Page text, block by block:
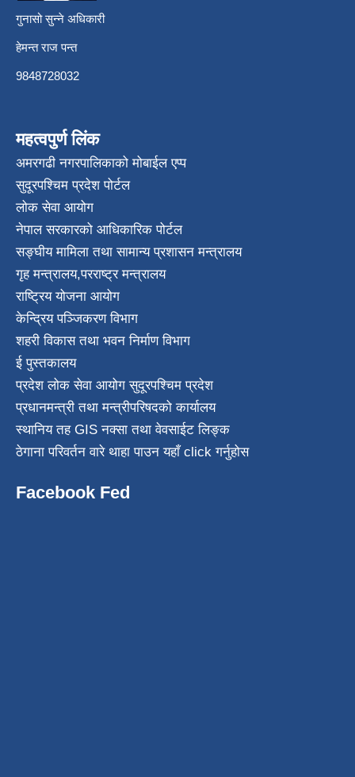
गुनासो सुन्ने अधिकारी
हेमन्त राज पन्त
9848728032
महत्वपुर्ण लिंक
अमरगढी नगरपालिकाको मोबाईल एप्प
सुदूरपश्चिम प्रदेश पोर्टल
लोक सेवा आयोग
नेपाल सरकारको आधिकारिक पोर्टल
सङ्घीय मामिला तथा सामान्य प्रशासन मन्त्रालय
गृह मन्त्रालय,परराष्ट्र मन्त्रालय
राष्ट्रिय योजना आयोग
केन्द्रिय पञ्जिकरण विभाग
शहरी विकास तथा भवन निर्माण विभाग
ई पुस्तकालय
प्रदेश लोक सेवा आयोग सुदूरपश्चिम प्रदेश
प्रधानमन्त्री तथा मन्त्रीपरिषदको कार्यालय
स्थानिय तह GIS नक्सा तथा वेवसाईट लिङ्क
ठेगाना परिवर्तन वारे थाहा पाउन यहाँ click गर्नुहोस
Facebook Fed